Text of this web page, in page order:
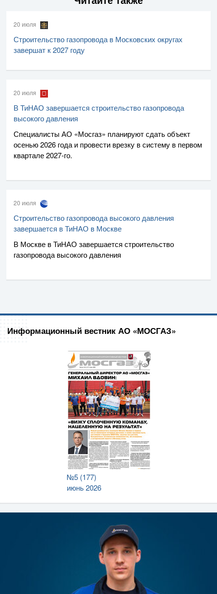
20 июля
Строительство газопровода в Московских округах
завершат к 2027 году
20 июля
В ТиНАО завершается строительство газопровода
высокого давления
Специалисты АО «Мосгаз» планируют сдать объект
осенью 2026 года и провести врезку в систему в первом
квартале2027-го.
20 июля
Строительство газопровода высокого давления
завершается в ТиНАО в Москве
В Москве в ТиНАО завершается строительство
газопровода высокого давления
Информационный вестник АО «МОСГАЗ»
№5 (177)
июнь 2026